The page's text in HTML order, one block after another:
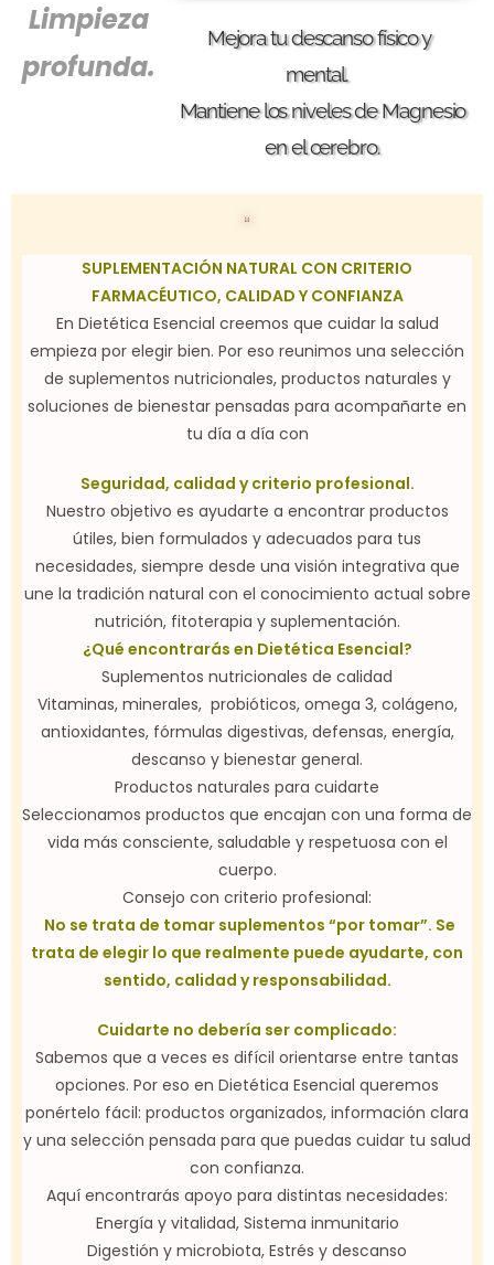
Limpieza
profunda.
Mejora tu descanso físico y
mental.
Mantiene los niveles de Magnesio
en el cerebro.
SUPLEMENTACIÓN NATURAL CON CRITERIO
FARMACÉUTICO, CALIDAD Y CONFIANZA
En Dietética Esencial creemos que cuidar la salud
empieza por elegir bien. Por eso reunimos una selección
de suplementos nutricionales, productos naturales y
soluciones de bienestar pensadas para acompañarte en
tu día a día con
Seguridad, calidad y criterio profesional.
Nuestro objetivo es ayudarte a encontrar productos
útiles, bien formulados y adecuados para tus
necesidades, siempre desde una visión integrativa que
une la tradición natural con el conocimiento actual sobre
nutrición, fitoterapia y suplementación.
¿Qué encontrarás en Dietética Esencial?
Suplementos nutricionales de calidad
Vitaminas, minerales, probióticos, omega 3, colágeno,
antioxidantes, fórmulas digestivas, defensas, energía,
descanso y bienestar general.
Productos naturales para cuidarte
Seleccionamos productos que encajan con una forma de
vida más consciente, saludable y respetuosa con el
cuerpo.
Consejo con criterio profesional:
No se trata de tomar suplementos “por tomar”. Se
trata de elegir lo que realmente puede ayudarte, con
sentido, calidad y responsabilidad.
Cuidarte no debería ser complicado:
Sabemos que a veces es difícil orientarse entre tantas
opciones. Por eso en Dietética Esencial queremos
ponértelo fácil: productos organizados, información clara
y una selección pensada para que puedas cuidar tu salud
con confianza.
Aquí encontrarás apoyo para distintas necesidades:
Energía y vitalidad, Sistema inmunitario
Digestión y microbiota, Estrés y descanso